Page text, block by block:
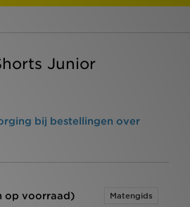
Junior
bij bestellingen over
op voorraad) Matengids